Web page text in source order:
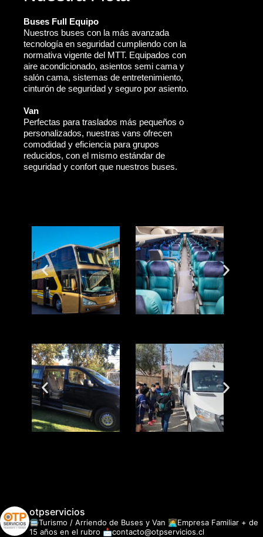
Buses Full Equipo
Nuestros buses con la más avanzada
tecnología en seguridad cumpliendo con la
normativa vigente del MTT. Equipados con
aire acondicionado, asientos semi cama y
salón cama, sistemas de entretenimiento,
cinturón de seguridad y seguro por asiento.
Van
Perfectas para traslados más pequeños o
personalizados, nuestras vans ofrecen
comodidad y eficiencia para grupos
reducidos, con el mismo estándar de
seguridad y confort que nuestros buses.
otpservicios
🚍Turismo / Arriendo de Buses y Van 👩‍💻Empresa Familiar + de
15 años en el rubro 📩contacto@otpservicios.cl